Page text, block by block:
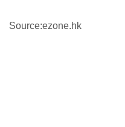
Source:ezone.hk